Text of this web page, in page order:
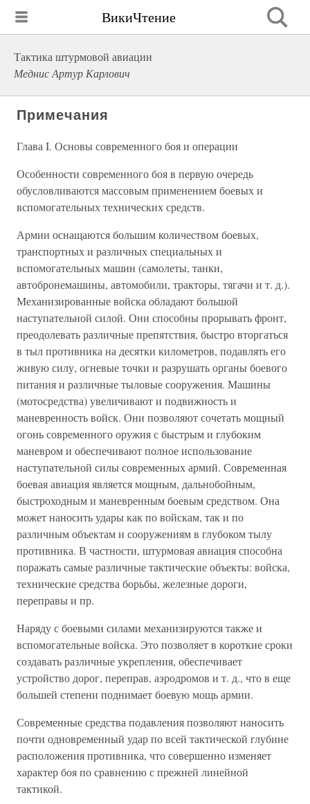
ВикиЧтение
Тактика штурмовой авиации
Меднис Артур Карлович
Примечания
Глава I. Основы современного боя и операции
Особенности современного боя в первую очередь
обусловливаются массовым применением боевых и
вспомогательных технических средств.
Армии оснащаются большим количеством боевых,
транспортных и различных специальных и
вспомогательных машин (самолеты, танки,
автобронемашины, автомобили, тракторы, тягачи и т. д.).
Механизированные войска обладают большой
наступательной силой. Они способны прорывать фронт,
преодолевать различные препятствия, быстро вторгаться
в тыл противника на десятки километров, подавлять его
живую силу, огневые точки и разрушать органы боевого
питания и различные тыловые сооружения. Машины
(мотосредства) увеличивают и подвижность и
маневренность войск. Они позволяют сочетать мощный
огонь современного оружия с быстрым и глубоким
маневром и обеспечивают полное использование
наступательной силы современных армий. Современная
боевая авиация является мощным, дальнобойным,
быстроходным и маневренным боевым средством. Она
может наносить удары как по войскам, так и по
различным объектам и сооружениям в глубоком тылу
противника. В частности, штурмовая авиация способна
поражать самые различные тактические объекты: войска,
технические средства борьбы, железные дороги,
переправы и пр.
Наряду с боевыми силами механизируются также и
вспомогательные войска. Это позволяет в короткие сроки
создавать различные укрепления, обеспечивает
устройство дорог, переправ, аэродромов и т. д., что в еще
большей степени поднимает боевую мощь армии.
Современные средства подавления позволяют наносить
почти одновременный удар по всей тактической глубине
расположения противника, что совершенно изменяет
характер боя по сравнению с прежней линейной
тактикой.